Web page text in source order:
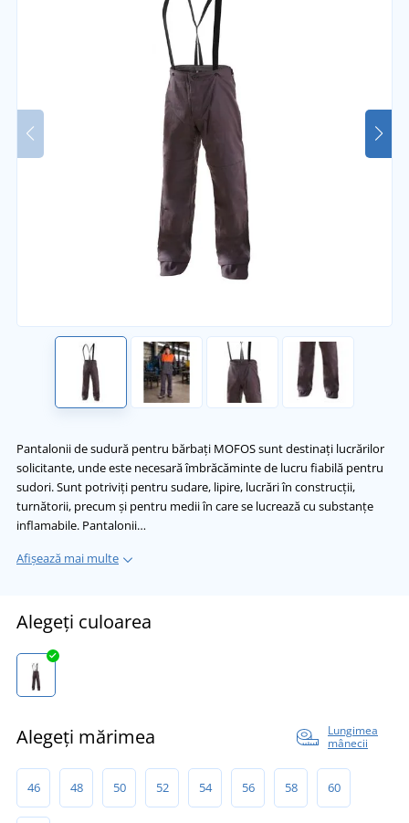
Pantalonii de sudură pentru bărbați MOFOS sunt destinați lucrărilor
solicitante, unde este necesară îmbrăcăminte de lucru fiabilă pentru
sudori. Sunt potriviți pentru sudare, lipire, lucrări în construcții,
turnătorii, precum și pentru medii în care se lucrează cu substanțe
inflamabile. Pantalonii…
Afișează mai multe
Alegeți culoarea
Alegeți mărimea
Lungimea
mânecii
46 48 50 52 54 56 58 60